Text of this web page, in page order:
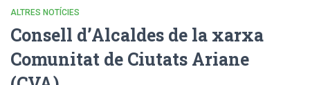
ALTRES NOTÍCIES
Consell d’Alcaldes de la xarxa
Comunitat de Ciutats Ariane